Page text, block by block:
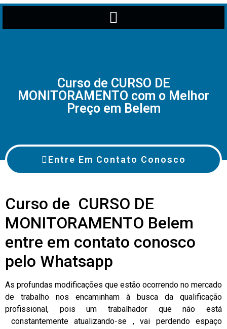
Curso de CURSO DE
MONITORAMENTO com o Melhor
Preço em Belem
Entre Em Contato Conosco
Curso de CURSO DE
MONITORAMENTO Belem
entre em contato conosco
pelo Whatsapp
As profundas modificações que estão ocorrendo no mercado
de trabalho nos encaminham à busca da qualificação
profissional, pois um trabalhador que não está
constantemente atualizando-se , vai perdendo espaço